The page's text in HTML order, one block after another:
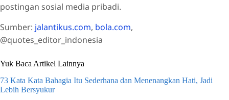
postingan sosial media pribadi.
Sumber: jalantikus.com, bola.com,
@quotes_editor_indonesia
Yuk Baca Artikel Lainnya
73 Kata Kata Bahagia Itu Sederhana dan Menenangkan Hati, Jadi
Lebih Bersyukur